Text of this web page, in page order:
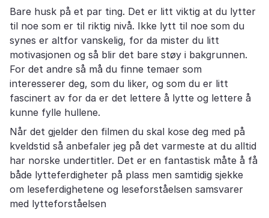
Bare husk på et par ting. Det er litt viktig at du lytter
til noe som er til riktig nivå. Ikke lytt til noe som du
synes er altfor vanskelig, for da mister du litt
motivasjonen og så blir det bare støy i bakgrunnen.
For det andre så må du finne temaer som
interesserer deg, som du liker, og som du er litt
fascinert av for da er det lettere å lytte og lettere å
kunne fylle hullene.
Når det gjelder den filmen du skal kose deg med på
kveldstid så anbefaler jeg på det varmeste at du alltid
har norske undertitler. Det er en fantastisk måte å få
både lytteferdigheter på plass men samtidig sjekke
om leseferdighetene og leseforståelsen samsvarer
med lytteforståelsen